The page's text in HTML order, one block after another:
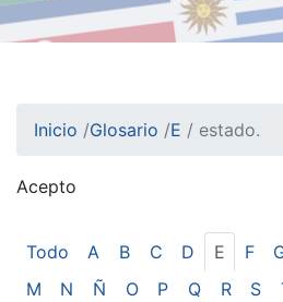
Inicio /Glosario /E / estado.
Acepto
Esto nos ayuda a recolectar
Todo A B C D E F
M
N Ñ O P Q R S